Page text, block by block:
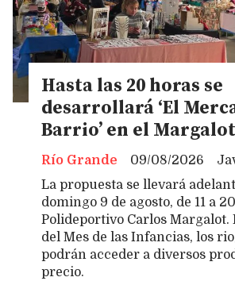
Hasta las 20 horas se
desarrollará ‘El
Barrio’ en el Margalot
Río Grande
09/08/2026
La propuesta se llevará
domingo 9 de agosto, de 11 a
Polideportivo Carlos Margalot.
del Mes de las Infancias, los
podrán acceder a diversos
precio.